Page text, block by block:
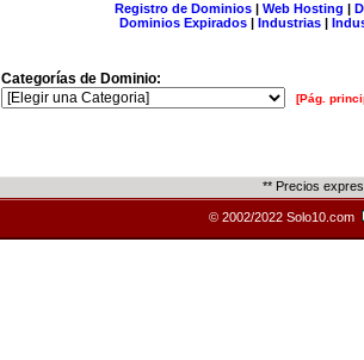
Registro de Dominios| Web Hosting |
Dominios Expirados | Industrias |
Categorías de Dominio:
[Pág.
** Precios
© 2002/2022 Solo10.com